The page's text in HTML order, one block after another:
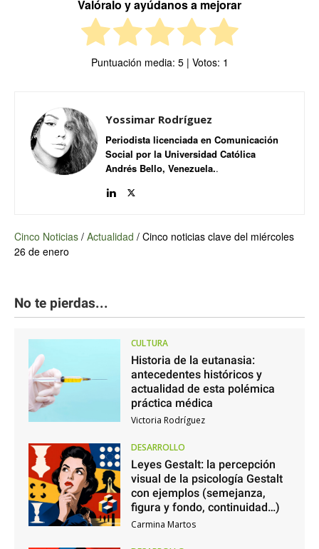
Valóralo y ayúdanos a mejorar
Puntuación media: 5| Votos: 1
Yossimar Rodríguez
Periodista licenciada en Comunicación
Social por la Universidad Católica
Andrés Bello, Venezuela..
Cinco Noticias / Actualidad / Cinco noticias clave del miércoles
26 de enero
No te pierdas...
CULTURA
Historia de la eutanasia:
antecedentes históricos y
actualidad de esta polémica
práctica médica
Victoria Rodríguez
DESARROLLO
Leyes Gestalt: la percepción
visual de la psicología Gestalt
con ejemplos (semejanza,
figura y fondo, continuidad…)
Carmina Martos